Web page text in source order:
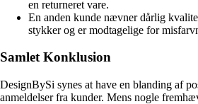
en returneret vare.
En anden kunde nævner dårlig
stykker og er modtagelige for
Samlet Konklusion
DesignBySi synes at have en blanding af
anmeldelser fra kunder. Mens nogle